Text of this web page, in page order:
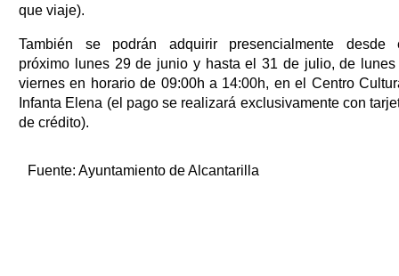
que viaje).
También se podrán adquirir presencialmente desde
próximo lunes 29 de junio y hasta el 31 de julio, de lunes
viernes en horario de 09:00h a 14:00h, en el Centro
Infanta Elena (el pago se realizará exclusivamente con
de crédito).
Fuente: Ayuntamiento de Alcantarilla